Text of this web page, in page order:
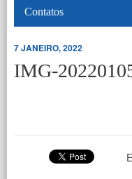
Contatos
7 JANEIRO, 2022
IMG-